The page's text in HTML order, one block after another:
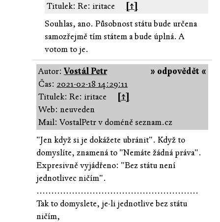
Titulek: Re: iritace
[↑]
Souhlas, ano. Působnost státu bude určena
samozřejmě tím státem a bude úplná. A
votom to je.
» odpovědět «
Autor:Vostál Petr
Čas: 2021-02-18 14:29:11
Titulek: Re: iritace
[↑]
Web: neuveden
Mail: VostalPetr v doméně seznam.cz
"Jen když si je dokážete ubránit". Když to
domyslíte, znamená to "Nemáte žádná práva".
Expresivně vyjádřeno: "Bez státu není
jednotlivec ničím".
.......................................................
Tak to domyslete, je-li jednotlive bez státu
ničím,